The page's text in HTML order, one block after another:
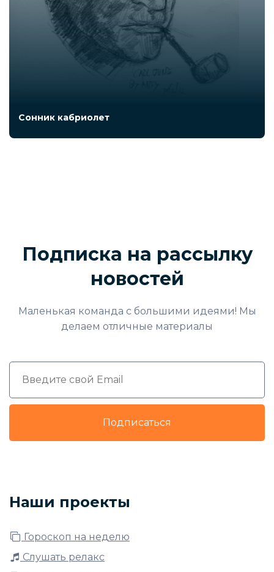
Сонник кабриолет
Подписка на рассылку
новостей
Маленькая команда с большими идеями! Мы
делаем отличные материалы
Подписаться
Наши проекты
Гороскоп на неделю
Слушать релакс